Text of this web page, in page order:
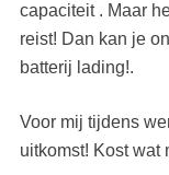
capaciteit . Maar
reist! Dan kan je
batterij lading!.
Voor mij tijdens
uitkomst! Kost wat